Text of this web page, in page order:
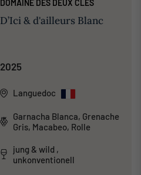
DOMAINE DES DEUX CLÉS
D’Ici & d'ailleurs Blanc
2025
Languedoc
Garnacha Blanca, Grenache
Gris, Macabeo, Rolle
jung & wild ,
unkonventionell